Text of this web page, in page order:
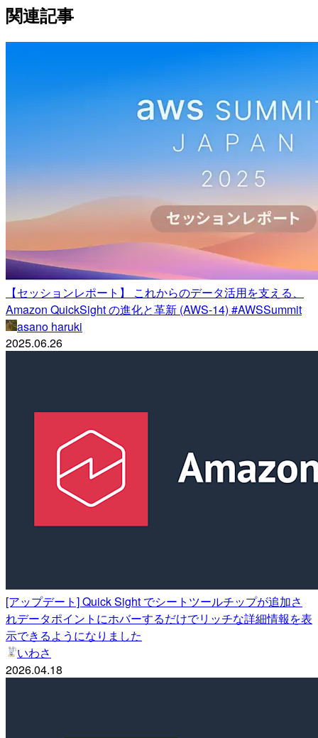
関連記事
【セッションレポート】 これからのデータ活用を支える、
Amazon QuickSight の進化と革新 (AWS-14) #AWSSummit
asano haruki
2025.06.26
[アップデート] Quick Sight でシートツールチップが追加さ
れデータポイントにホバーするだけでリッチな詳細情報を表
示できるようになりました
いわさ
2026.04.18